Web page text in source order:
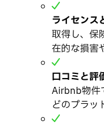
ライセンス
取得し、保
在的な損害
口コミと評
Airbnb物件
どのプラッ